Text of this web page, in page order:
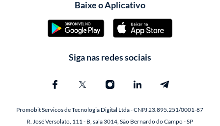
Baixe o Aplicativo
Siga nas redes sociais
Promobit Servicos de Tecnologia Digital Ltda - CNPJ 23.895.251/0001-87
R. José Versolato, 111 - B, sala 3014, São Bernardo do Campo - SP